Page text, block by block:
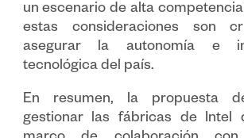
un escenario de alta
estas consideraciones son
asegurar la autonomía e
tecnológica del país.
En resumen, la propuesta
gestionar las fábricas de Intel